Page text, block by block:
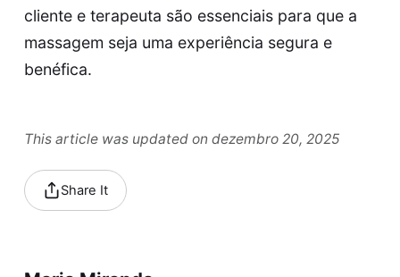
cliente e terapeuta são essenciais para que a
massagem seja uma experiência segura e
benéfica.
This article was updated on dezembro 20, 2025
Share It